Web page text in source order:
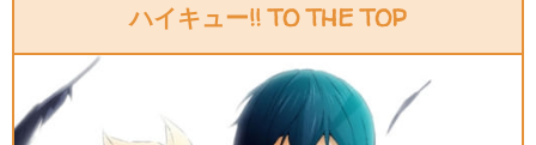
ハイキュー!! TO THE TOP